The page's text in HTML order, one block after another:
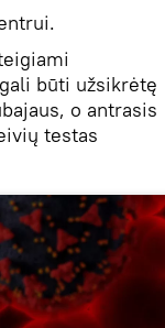
būti užsikrėtę
o antrasis
testas